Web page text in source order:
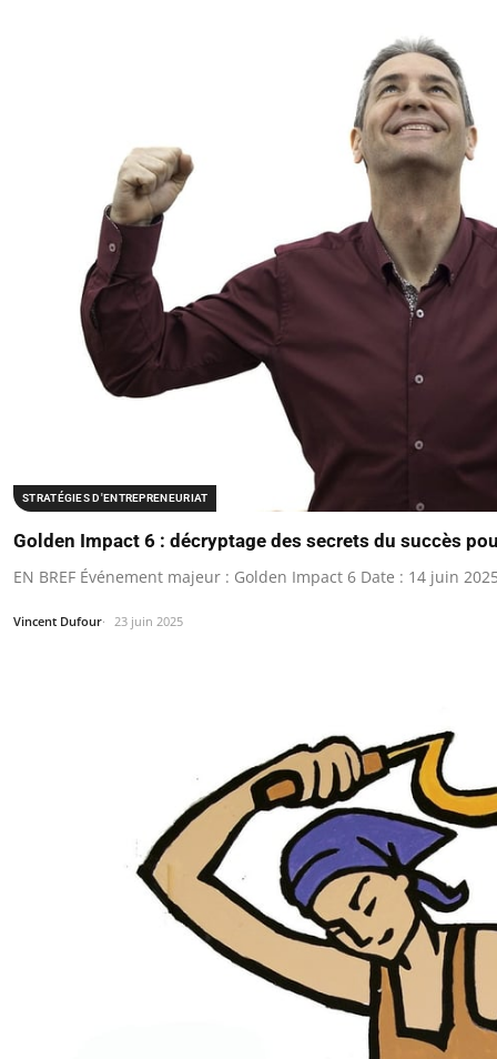
STRATÉGIES D'ENTREPRENEURIAT
Golden Impact 6 : décryptage des secrets du succès
EN BREF Événement majeur : Golden Impact 6 Date : 14 juin
Vincent Dufour 23 juin 2025